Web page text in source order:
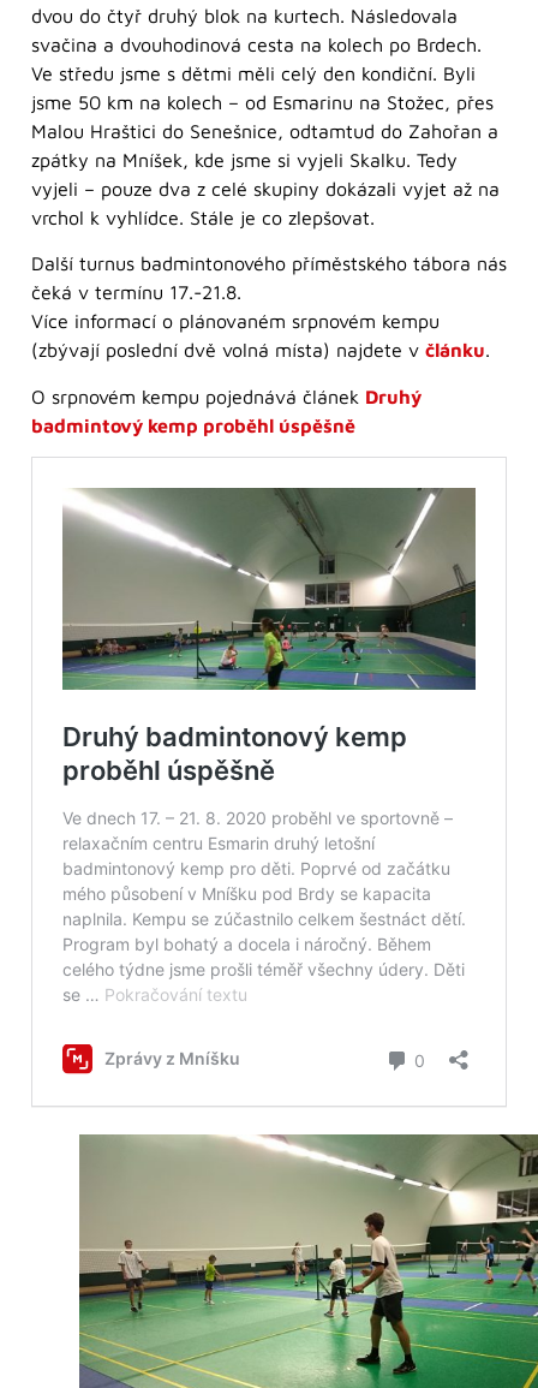
dvou do čtyř druhý blok na kurtech. Následovala
svačina a dvouhodinová cesta na kolech po Brdech.
Ve středu jsme s dětmi měli celý den kondiční. Byli
jsme 50 km na kolech – od Esmarinu na Stožec, přes
Malou Hraštici do Senešnice, odtamtud do Zahořan a
zpátky na Mníšek, kde jsme si vyjeli Skalku. Tedy
vyjeli – pouze dva z celé skupiny dokázali vyjet až na
vrchol k vyhlídce. Stále je co zlepšovat.
Další turnus badmintonového příměstského tábora nás
čeká v termínu 17.-21.8.
Více informací o plánovaném srpnovém kempu
(zbývají poslední dvě volná místa) najdete v článku.
O srpnovém kempu pojednává článek Druhý
badmintový kemp proběhl úspěšně